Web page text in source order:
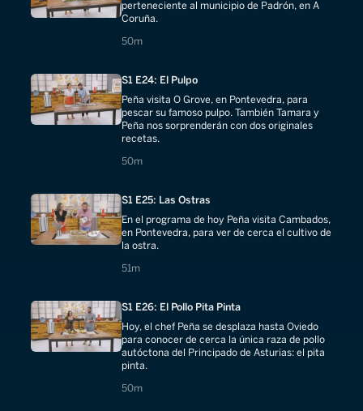
perteneciente al municipio de Padrón, en A
Coruña.
50m
50 minutes
S1 E24: El Pulpo
Peña visita O Grove, en Pontevedra, para
pescar su famoso pulpo. También Tamara y
Peña nos sorprenderán con dos originales
recetas.
50m
50 minutes
S1 E25: Las Ostras
En el programa de hoy Peña visita Cambados,
en Pontevedra, para ver de cerca el cultivo de
la ostra.
51m
51 minutes
S1 E26: El Pollo Pita Pinta
Hoy, el chef Peña se desplaza hasta Oviedo
para conocer de cerca la única raza de pollo
autóctona del Principado de Asturias: el pita
pinta.
50m
50 minutes